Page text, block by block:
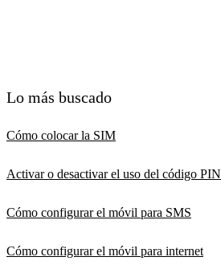
Lo más buscado
Cómo colocar la SIM
Activar o desactivar el uso del código PIN
Cómo configurar el móvil para SMS
Cómo configurar el móvil para internet